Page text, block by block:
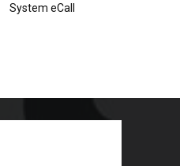
System eCall